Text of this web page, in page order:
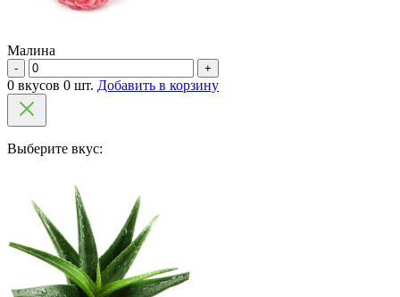
Малина
- +
0 вкусов 0 шт. Добавить в корзину
Выберите вкус: